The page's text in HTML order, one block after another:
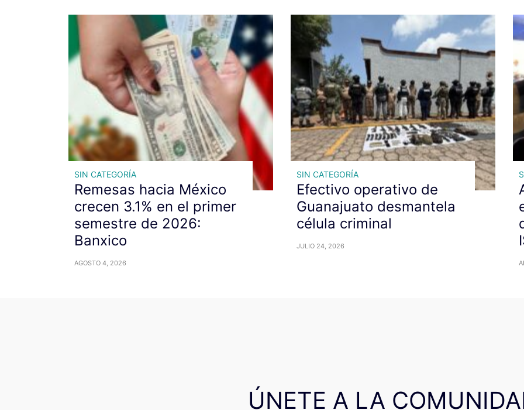
SIN CATEGORÍA
Remesas hacia México
crecen 3.1% en el primer
semestre de 2026:
Banxico
AGOSTO 4, 2026
SIN CATEGORÍA
Efectivo operativo de
Guanajuato desmantela
célula criminal
JULIO 24, 2026
ÚNETE A LA